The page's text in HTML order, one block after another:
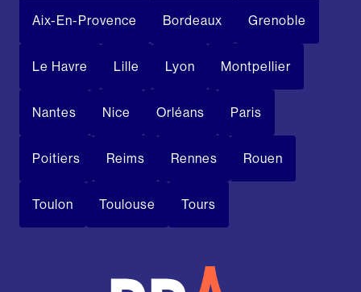
Aix-En-Provence Bordeaux Grenoble
Le Havre Lille Lyon Montpellier
Nantes Nice Orléans Paris
Poitiers Reims Rennes Rouen
Toulon Toulouse Tours